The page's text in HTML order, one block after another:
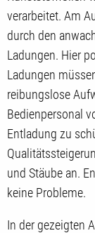
verarbeitet. Am
durch den
Ladungen. Hier
Ladungen
reibungslose
Bedienpersonal
Entladung zu
und Stäube an.
keine Probleme.
In der gezeigten